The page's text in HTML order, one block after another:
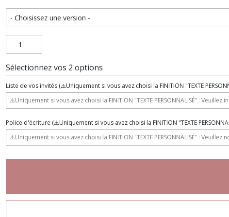
Sélectionnez vos 2 options
Liste de vos invités (⚠️Uniquement si vous avez choisi la FINITION "TEXTE
Police d'écriture (⚠️Uniquement si vous avez choisi la FINITION "TEXTE